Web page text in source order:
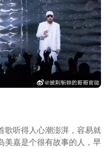
歌听得人心潮澎湃，容易就
美嘉是个很有故事的人，早